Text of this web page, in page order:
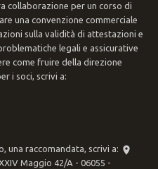
collaborazione per un corso di
una convenzione commerciale
sulla validità di attestazioni e
legali e assicurative
come fruire della direzione
i soci, scrivi a:
una raccomandata, scrivi a:
Maggio 42/A - 06055 -